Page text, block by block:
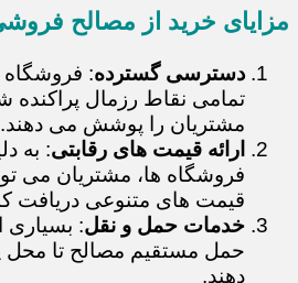
مزایای خرید از مصالح
دسترسی گسترده: فروشگاه
تمامی نقاط رزمال پراکنده
مشتریان را پوشش می دهند.
ارائه قیمت های رقابتی: به
فروشگاه ها، مشتریان می
قیمت های متنوعی دریافت
خدمات حمل و نقل: بسیاری
حمل مستقیم مصالح تا محل
دهند.